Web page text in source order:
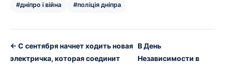
#дніпро і війна #поліція дніпра
← С сентября начнет ходить новая
электричка, которая соединит
В День
Независимости в